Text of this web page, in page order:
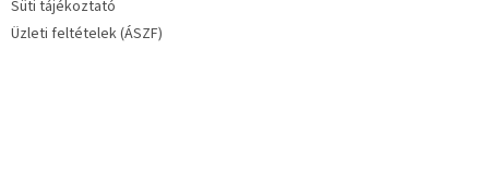
Süti tájékoztató
Üzleti feltételek (ÁSZF)